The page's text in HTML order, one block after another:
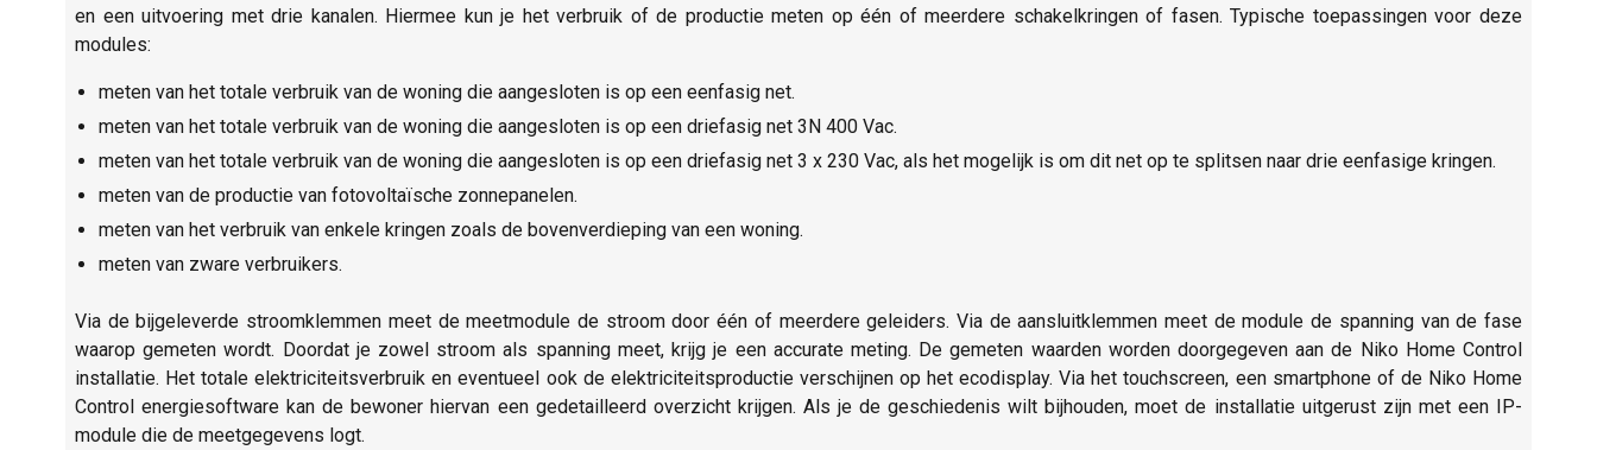
en een uitvoering met drie kanalen. Hiermee kun je het verbruik of de productie meten op één of meerdere schakelkringen of fasen. Typische toepassingen voor deze
modules:
meten van het totale verbruik van de woning die aangesloten is op een eenfasig net.
meten van het totale verbruik van de woning die aangesloten is op een driefasig net 3N 400 Vac.
meten van het totale verbruik van de woning die aangesloten is op een driefasig net 3 x 230 Vac, als het mogelijk is om dit net op te splitsen naar drie eenfasige kringen.
meten van de productie van fotovoltaïsche zonnepanelen.
meten van het verbruik van enkele kringen zoals de bovenverdieping van een woning.
meten van zware verbruikers.
Via de bijgeleverde stroomklemmen meet de meetmodule de stroom door één of meerdere geleiders. Via de aansluitklemmen meet de module de spanning van de fase
waarop gemeten wordt. Doordat je zowel stroom als spanning meet, krijg je een accurate meting. De gemeten waarden worden doorgegeven aan de Niko Home Control
installatie. Het totale elektriciteitsverbruik en eventueel ook de elektriciteitsproductie verschijnen op het ecodisplay. Via het touchscreen, een smartphone of de Niko Home
Control energiesoftware kan de bewoner hiervan een gedetailleerd overzicht krijgen. Als je de geschiedenis wilt bijhouden, moet de installatie uitgerust zijn met een IP-
module die de meetgegevens logt.